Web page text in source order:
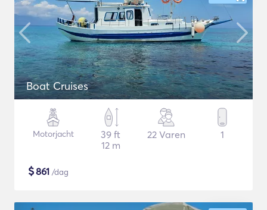
Boat Cruises
Motorjacht
39 ft
12 m
22 Varen 1
$861 /dag